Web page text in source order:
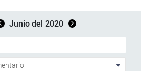
Junio del 2020